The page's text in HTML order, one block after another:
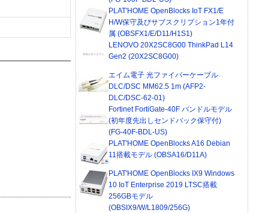
PLAT'HOME OpenBlocks IoT FX1/E
H/W保守及びサブスクリプション1年付
属 (OBSFX1/E/D11/H1S1)
LENOVO 20X2SC8G00 ThinkPad L14
Gen2 (20X2SC8G00)
エイム電子 光ファイバーケーブル
DLC/DSC MM62.5 1m (AFP2-
DLC/DSC-62-01)
Fortinet FortiGate-40F バンドルモデル
(初年度先出しセンドバック保守付)
(FG-40F-BDL-US)
PLAT'HOME OpenBlocks A16 Debian
11搭載モデル (OBSA16/D11A)
PLAT'HOME OpenBlocks IX9 Windows
10 IoT Enterprise 2019 LTSC搭載
256GBモデル
(OBSIX9/W/L1809/256G)